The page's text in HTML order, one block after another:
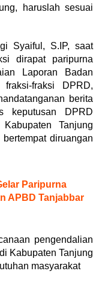
haruslah sesuai
Syaiful, S.IP, saat
dirapat paripurna
Laporan Badan
fraksi DPRD,
berita
keputusan DPRD
Tanjung
diruangan
Paripurna
APBD Tanjabbar
pengendalian
Kabupaten Tanjung
masyarakat